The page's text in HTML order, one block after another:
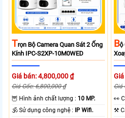
TRọn Bộ Camera Quan Sát 2 Ống
Kính IPC-S2XP-10M0WED
Giá bán: 4,800,000 ₫
Giá Gốc: 6,800,000 ₫
🦉 Hình ảnh chất lượng : 10 MP.
🕉️ Sử dụng công nghệ :
IP Wifi.
B
Giá